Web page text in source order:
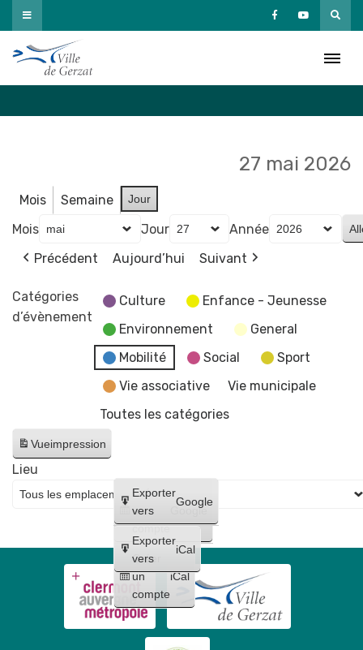
Passer
au
contenu
27 mai 2026
Mois Semaine Jour
Mois Jour
Année
Précédent
Aujourd’hui Suivant
Catégories
d’évènement
Culture
Enfance - Jeunesse
Environnement
General
Mobilité
Social
Sport
Vie associative
Vie municipale
Toutes les catégories
Vueimpression
Créer
un
compte
Google
Créer
un
compte
iCal
Exporter
vers
Google
Exporter
vers
iCal
Lieu